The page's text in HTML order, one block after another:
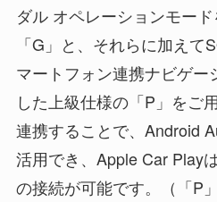
ダル オペレーションモー
「G」と、それらに加えて
マートフォン連携ナビゲ
した上級仕様の「P」をご
連携することで、Android
活用でき、Apple Car Play
の接続が可能です。（「P